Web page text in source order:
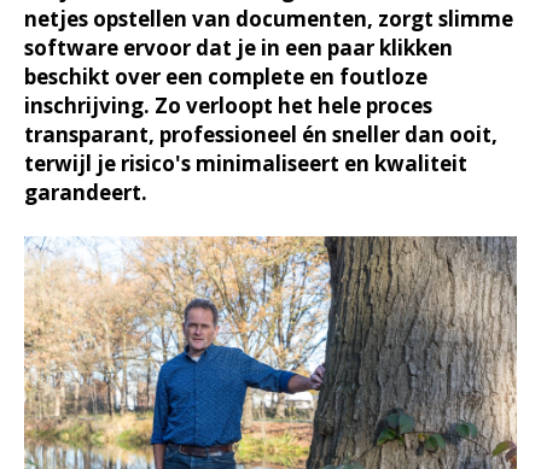
netjes opstellen van documenten, zorgt slimme
software ervoor dat je in een paar klikken
beschikt over een complete en foutloze
inschrijving. Zo verloopt het hele proces
transparant, professioneel én sneller dan ooit,
terwijl je risico's minimaliseert en kwaliteit
garandeert.